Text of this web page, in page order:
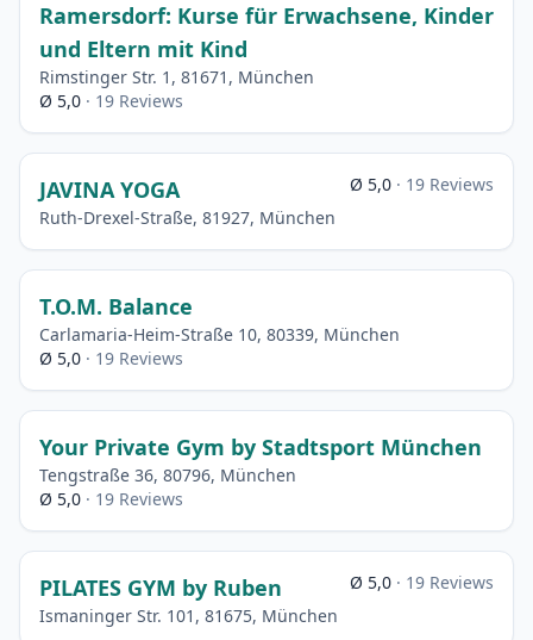
Ramersdorf: Kurse für Erwachsene, Kinder
und Eltern mit Kind
Rimstinger Str. 1, 81671, München
Ø 5,0 · 19 Reviews
JAVINA YOGA
Ruth-Drexel-Straße, 81927, München
Ø 5,0 · 19 Reviews
T.O.M. Balance
Carlamaria-Heim-Straße 10, 80339, München
Ø 5,0 · 19 Reviews
Your Private Gym by Stadtsport München
Tengstraße 36, 80796, München
Ø 5,0 · 19 Reviews
PILATES GYM by Ruben
Ismaninger Str. 101, 81675, München
Ø 5,0 · 19 Reviews